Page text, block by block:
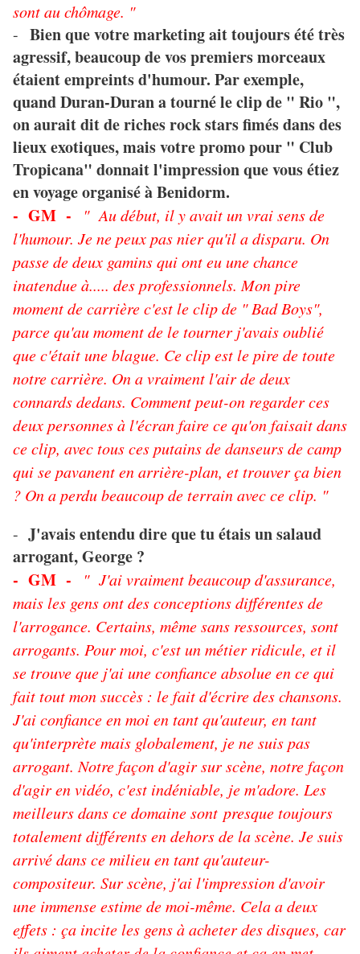
sont au chômage. "
- Bien que votre marketing ait toujours été très
agressif, beaucoup de vos premiers morceaux
étaient empreints d'humour. Par exemple,
quand Duran-Duran a tourné le clip de " Rio ",
on aurait dit de riches rock stars fimés dans des
lieux exotiques, mais votre promo pour " Club
Tropicana" donnait l'impression que vous étiez
en voyage organisé à Benidorm.
- GM -
" Au début, il y avait un vrai sens de
l'humour. Je ne peux pas nier qu'il a disparu. On
passe de deux gamins qui ont eu une chance
inatendue à..... des professionnels. Mon pire
moment de carrière c'est le clip de " Bad Boys",
parce qu'au moment de le tourner j'avais oublié
que c'était une blague. Ce clip est le pire de toute
notre carrière. On a vraiment l'air de deux
connards dedans. Comment peut-on regarder ces
deux personnes à l'écran faire ce qu'on faisait dans
ce clip, avec tous ces putains de danseurs de camp
qui se pavanent en arrière-plan, et trouver ça bien
? On a perdu beaucoup de terrain avec ce clip. "
- J'avais entendu dire que tu étais un salaud
arrogant, George ?
- GM -
" J'ai vraiment beaucoup d'assurance,
mais les gens ont des conceptions différentes de
l'arrogance. Certains, même sans ressources, sont
arrogants. Pour moi, c'est un métier ridicule, et il
se trouve que j'ai une confiance absolue en ce qui
fait tout mon succès : le fait d'écrire des chansons.
J'ai confiance en moi en tant qu'auteur, en tant
qu'interprète mais globalement, je ne suis pas
arrogant. Notre façon d'agir sur scène, notre façon
d'agir en vidéo, c'est indéniable, je m'adore. Les
meilleurs dans ce domaine sont presque toujours
totalement différents en dehors de la scène. Je suis
arrivé dans ce milieu en tant qu'auteur-
compositeur. Sur scène, j'ai l'impression d'avoir
une immense estime de moi-même. Cela a deux
effets : ça incite les gens à acheter des disques, car